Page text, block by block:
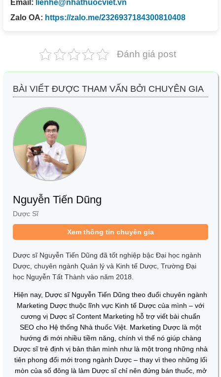
Email: lienhe@nhathuocviet.vn
Zalo OA: https://zalo.me/2326937184300810408
Đánh giá post
BÀI VIẾT ĐƯỢC THAM VẤN BỞI CHUYÊN GIA
Nguyễn Tiến Dũng
Dược Sĩ
Xem thông tin chuyên gia
Dược sĩ Nguyễn Tiến Dũng đã tốt nghiệp bậc Đại học ngành
Dược, chuyên ngành Quản lý và Kinh tế Dược, Trường Đại
học Nguyễn Tất Thành vào năm 2018.
Hiện nay, Dược sĩ Nguyễn Tiến Dũng theo đuổi chuyên ngành
Marketing Dược thuộc lĩnh vực Kinh tế Dược của mình – với
cương vị Dược sĩ Content Marketing hỗ trợ viết bài chuẩn
SEO cho Hệ thống Nhà thuốc Việt. Marketing Dược là một
hướng đi mới nhiều tiềm năng, chính vì thế nó giúp chàng
Dược sĩ trẻ định vị bản thân mình như là một trong những nhà
tiên phong đổi mới trong ngành Dược – thay vì theo những lối
mòn của số đông là làm Dược sĩ chỉ nên đứng bán thuốc, mở